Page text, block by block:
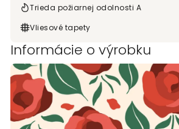
Trieda požiarnej odolnosti A
Vliesové tapety
Informácie o výrobku